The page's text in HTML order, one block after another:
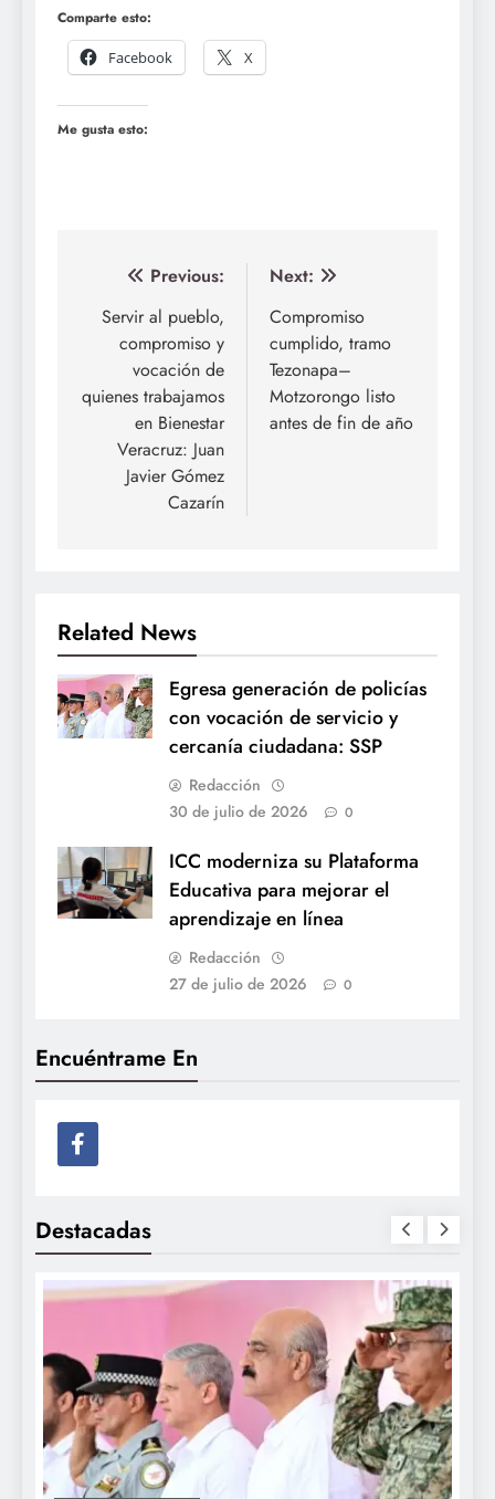
Encuéntrame En
Destacadas
Comparte esto:
Facebook
X
Me gusta esto:
Navegación
de
entradas
Previous:
Servir al pueblo,
compromiso y
vocación de
quienes trabajamos
en Bienestar
Veracruz: Juan
Javier Gómez
Cazarín
Next:
Compromiso
cumplido, tramo
Tezonapa–
Motzorongo listo
antes de fin de año
Related News
Egresa generación de policías
con vocación de servicio y
cercanía ciudadana: SSP
Redacción
30 de julio de 2026
0
ICC moderniza su Plataforma
Educativa para mejorar el
aprendizaje en línea
Redacción
27 de julio de 2026
0